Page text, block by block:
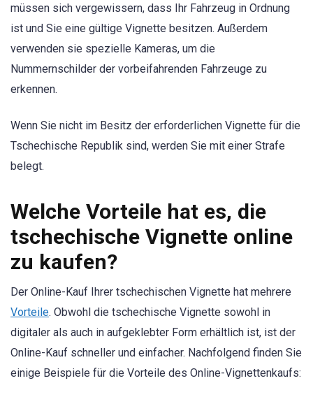
müssen sich vergewissern, dass Ihr Fahrzeug in Ordnung
ist und Sie eine gültige Vignette besitzen. Außerdem
verwenden sie spezielle Kameras, um die
Nummernschilder der vorbeifahrenden Fahrzeuge zu
erkennen.
Wenn Sie nicht im Besitz der erforderlichen Vignette für die
Tschechische Republik sind, werden Sie mit einer Strafe
belegt.
Welche Vorteile hat es, die
tschechische Vignette online
zu kaufen?
Der Online-Kauf Ihrer tschechischen Vignette hat mehrere
Vorteile. Obwohl die tschechische Vignette sowohl in
digitaler als auch in aufgeklebter Form erhältlich ist, ist der
Online-Kauf schneller und einfacher. Nachfolgend finden Sie
einige Beispiele für die Vorteile des Online-Vignettenkaufs: